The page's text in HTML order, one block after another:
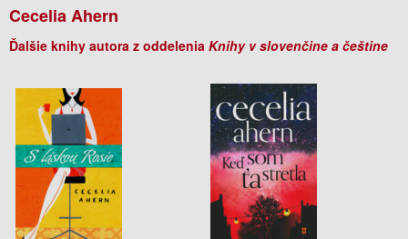
Cecelia Ahern
Ďalšie knihy autora z oddelenia Knihy v slovenčine a češtine